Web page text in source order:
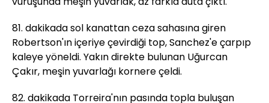
81. dakikada sol kanattan ceza sahasına giren
Robertson'ın içeriye çevirdiği top, Sanchez'e çarpıp
kaleye yöneldi. Yakın direkte bulunan Uğurcan
Çakır, meşin yuvarlağı kornere çeldi.
82. dakikada Torreira'nın pasında topla buluşan